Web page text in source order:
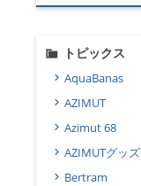
トピックス
AquaBanas
AZIMUT
Azimut 68
AZIMUTグッズ
Bertram